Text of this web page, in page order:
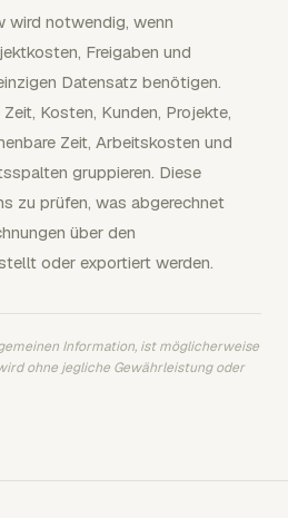
wird notwendig, wenn
Freigaben und
Datensatz benötigen.
Kosten, Kunden, Projekte,
Zeit, Arbeitskosten und
gruppieren. Diese
zu prüfen, was abgerechnet
über den
oder exportiert werden.
Information, ist möglicherweise
ohne jegliche Gewährleistung oder